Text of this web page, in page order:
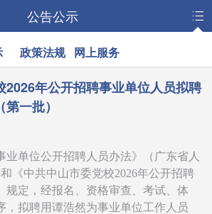
公告公示
政策法规 网上服务
2026年公开招聘事业单位人员拟聘
一批）
单位公开招聘人员办法》（广东省人
《中共中山市委党校2026年公开招聘
规定，经报名、资格审查、考试、体
，拟聘用谭浩然为事业单位工作人员